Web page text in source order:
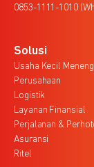
0853-1111-1010
Solusi
Usaha Kecil
Perusahaan
Logistik
Layanan Finansial
Perjalanan &
Asuransi
Ritel